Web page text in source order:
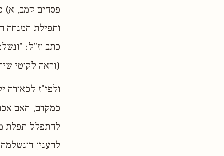
פסחים קמב, א)
ותפילת המנחה
כתב וז"ל:
(וראה לקוטי
ולפי"ז לכאורה
כמקדם, האם
להתפלל תפלת
להענין